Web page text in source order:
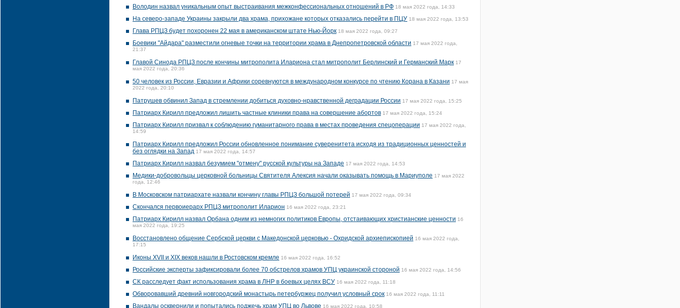
Володин назвал уникальным опыт выстраивания межконфессиональных отношений в РФ 18 мая 2022 года, 14:33
На северо-западе Украины закрыли два храма, прихожане которых отказались перейти в ПЦУ 18 мая 2022 года, 13:53
Глава РПЦЗ будет похоронен 22 мая в американском штате Нью-Йорк 18 мая 2022 года, 09:27
Боевики "Айдара" разместили огневые точки на территории храма в Днепропетровской области 17 мая 2022 года,
21:37
Главой Синода РПЦЗ после кончины митрополита Илариона стал митрополит Берлинский и Германский Марк 17
мая 2022 года, 20:36
50 человек из России, Евразии и Африки соревнуются в международном конкурсе по чтению Корана в Казани 17 мая
2022 года, 20:10
Патрушев обвинил Запад в стремлении добиться духовно-нравственной деградации России 17 мая 2022 года, 15:25
Патриарх Кирилл предложил лишить частные клиники права на совершение абортов 17 мая 2022 года, 15:24
Патриарх Кирилл призвал к соблюдению гуманитарного права в местах проведения спецоперации 17 мая 2022 года,
14:59
Патриарх Кирилл предложил России обновленное понимание суверенитета исходя из традиционных ценностей и
без оглядки на Запад 17 мая 2022 года, 14:57
Патриарх Кирилл назвал безумием "отмену" русской культуры на Западе 17 мая 2022 года, 14:53
Медики-добровольцы церковной больницы Cвятителя Алексия начали оказывать помощь в Мариуполе 17 мая 2022
года, 12:46
В Московском патриархате назвали кончину главы РПЦЗ большой потерей 17 мая 2022 года, 09:34
Скончался первоиерарх РПЦЗ митрополит Иларион 16 мая 2022 года, 23:21
Патриарх Кирилл назвал Орбана одним из немногих политиков Европы, отстаивающих христианские ценности 16
мая 2022 года, 19:25
Восстановлено общение Сербской церкви с Македонской церковью - Охридской архиепископией 16 мая 2022 года,
17:15
Иконы XVII и XIX веков нашли в Ростовском кремле 16 мая 2022 года, 16:52
Российские эксперты зафиксировали более 70 обстрелов храмов УПЦ украинской стороной 16 мая 2022 года, 14:56
СК расследует факт использования храма в ЛНР в боевых целях ВСУ 16 мая 2022 года, 11:18
Обворовавший древний новгородский монастырь петербуржец получил условный срок 16 мая 2022 года, 11:11
Вандалы осквернили и попытались поджечь храм УПЦ во Львове 16 мая 2022 года, 10:58